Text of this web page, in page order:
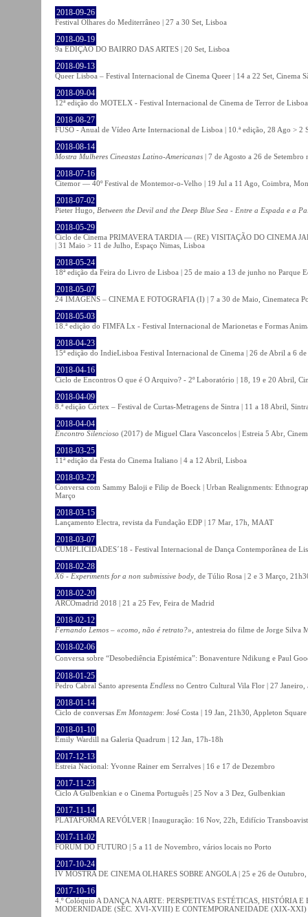
2018-09-26
Festival Olhares do Mediterrâneo | 27 a 30 Set, Lisboa
2018-09-19
9a EDIÇÃO DO BAIRRO DAS ARTES | 20 Set, Lisboa
2018-09-13
Queer Lisboa – Festival Internacional de Cinema Queer | 14 a 22 Set, Cinema
2018-09-04
12ª edição do MOTELX - Festival Internacional de Cinema de Terror de
2018-08-27
FUSO - Anual de Vídeo Arte Internacional de Lisboa | 10.ª edição, 28 Ago > 2
2018-08-14
Mostra Mulheres Cineastas Latino-Americanas | 7 de Agosto a 26 de Setembro
2018-07-16
Citemor — 40º Festival de Montemor-o-Velho | 19 Jul a 11 Ago, Coimbra,
2018-07-02
Pieter Hugo, Between the Devil and the Deep Blue Sea - Entre a Espada e a
2018-05-29
Ciclo de Cinema PRIMAVERA TARDIA — (RE) VISITAÇÃO DO CINEMA
| 31 Maio > 11 de Julho, Espaço Nimas, Lisboa
2018-05-24
18ª edição da Feira do Livro de Lisboa | 25 de maio a 13 de junho no Parque
2018-05-07
24 IMAGENS – CINEMA E FOTOGRAFIA (I) | 7 a 30 de Maio, Cinemateca
2018-05-03
18.ª edição do FIMFA Lx - Festival Internacional de Marionetas e Formas
2018-04-23
15ª edição do IndieLisboa Festival Internacional de Cinema | 26 de Abril a 6
2018-04-16
Ciclo de Encontros O que é O Arquivo? - 2º Laboratório | 18, 19 e 20 Abril,
2018-04-09
8.ª edição Córtex – Festival de Curtas-Metragens de Sintra | 11 a 18 Abril,
2018-04-04
Encontro Silencioso (2017) de Miguel Clara Vasconcelos | Estreia 5 Abr,
2018-03-25
11ª edição da Festa do Cinema Italiano | 4 a 12 Abril, Lisboa
2018-03-22
Conversa com Sammy Baloji e Filip de Boeck | Urban Realignments:
Março
2018-03-15
Lançamento Electra, revista da Fundação EDP | 17 Mar, 17h, MAAT
2018-03-07
CUMPLICIDADES´18 - Festival Internacional de Dança Contemporânea de
2018-02-28
X6 - Experiments for a non submissive body , de Túlio Rosa | 2 e 3 Março,
2018-02-20
ARCOmadrid 2018 | 21 a 25 Fev, Feira de Madrid
2018-02-12
Fernando Lemos – «como, não é retrato?» , antestreia do filme de Jorge Silva
2018-02-06
Conversa sobre “Desobediência Epistémica”: Bonaventure Ndikung e Paul
2018-01-25
Pedro Cabral Santo apresenta Endless no Centro Cultural Vila Flor | 27 Janeiro,
2018-01-14
Ciclo de conversas Em Montagem: José Costa | 19 Jan, 21h30, Appleton Square
2018-01-10
Emily Wardill na Galeria Quadrum | 12 Jan, 17h-18h
2017-12-13
Estreia Nacional: Yvonne Rainer em Serralves | 16 e 17 de Dezembro
2017-11-23
Ciclo A Gulbenkian e o Cinema Português | 25 Nov a 3 Dez, Gulbenkian
2017-11-14
PLATAFORMA REVÓLVER | Inauguração: 16 Nov, 22h, Edifício
2017-11-02
FÓRUM DO FUTURO | 5 a 11 de Novembro, vários locais no Porto
2017-10-24
IV MOSTRA DE CINEMA OLHARES SOBRE ANGOLA | 25 e 26 de
2017-10-16
4.º Colóquio A DANÇA NA ARTE: PERSPETIVAS ESTÉTICAS, HISTÓRIA
MODERNIDADE (SÉC. XVI-XVIII) E CONTEMPORANEIDADE (XIX-XXI)